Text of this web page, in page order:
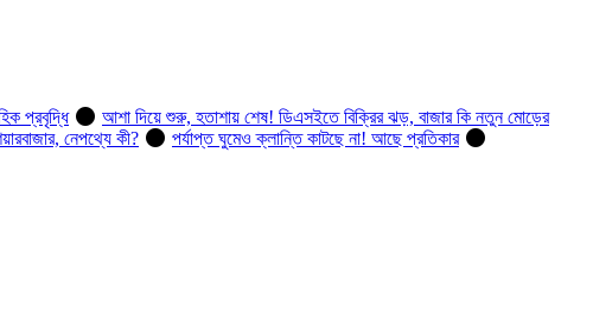
প্রবৃদ্ধি
আশা দিয়ে শুরু, হতাশায় শেষ! ডিএসইতে বিক্রির ঝড়, বাজার কি নতুন মোড়ের
নেপথ্যে কী?
পর্যাপ্ত ঘুমেও ক্লান্তি কাটছে না! আছে প্রতিকার